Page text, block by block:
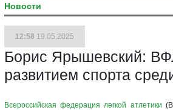
Новости
12:58 19.05.2025
Борис Ярышевский:
развитием спорта
Всероссийская федерация легкой атлетики